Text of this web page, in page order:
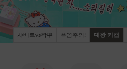
샤베트vs왁뿌 폭염주의! 대왕 키캡